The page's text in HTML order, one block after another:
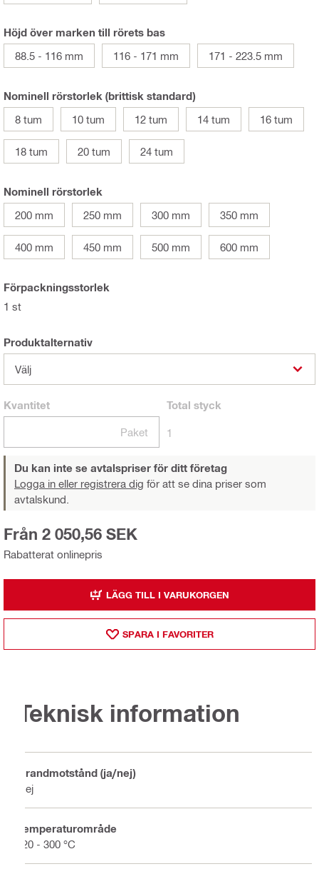
Höjd över marken till rörets bas
88.5 - 116 mm
116 - 171 mm 171 - 223.5 mm
Nominell rörstorlek (brittisk standard)
8 tum
10 tum 12 tum 14 tum 16 tum
18 tum 20 tum 24 tum
Nominell rörstorlek
200 mm
250 mm 300 mm 350 mm
400 mm 450 mm 500 mm 600 mm
Förpackningsstorlek
1 st
Produktalternativ
Välj
Kvantitet
Paket
Total styck
1
Du kan inte se avtalspriser för ditt företag
Logga in eller registrera dig för att se dina priser som
avtalskund.
Rabatterat onlinepris
Från 2 050,56 SEK
LÄGG TILL I VARUKORGEN
SPARA I FAVORITER
Teknisk information
Brandmotstånd (ja/nej)
Nej
Temperaturområde
-20 - 300 °C